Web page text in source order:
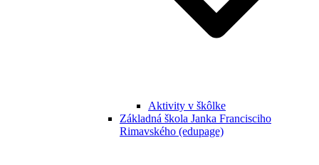
Aktivity v škôlke
Základná škola Janka Francisciho
Rimavského (edupage)